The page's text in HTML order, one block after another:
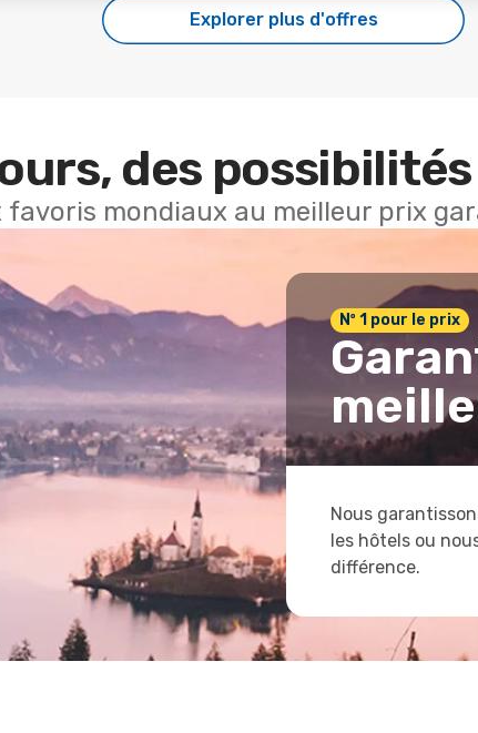
Explorer plus d'offres
des
favoris mondiaux au meilleur prix
Nº 1 pour le prix
Nous
les hôtels ou
différence.